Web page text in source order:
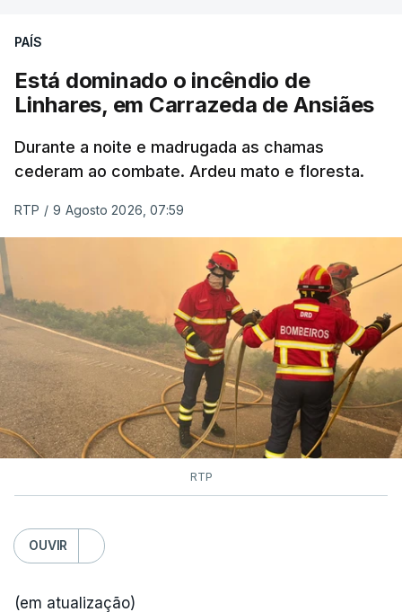
PAÍS
Está dominado o incêndio de
Linhares, em Carrazeda de Ansiães
Durante a noite e madrugada as chamas
cederam ao combate. Ardeu mato e floresta.
RTP / 9 Agosto 2026, 07:59
RTP
OUVIR
(em atualização)